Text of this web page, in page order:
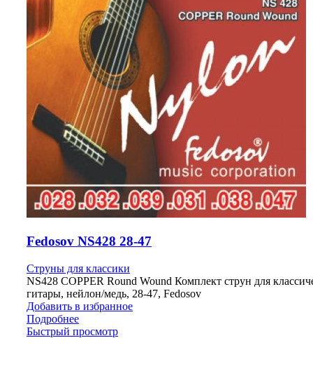
Fedosov NS428 28-47
Струны для классики
NS428 COPPER Round Wound Комплект струн для
гитары, нейлон/медь, 28-47, Fedosov
Добавить в избранное
Подробнее
Быстрый просмотр